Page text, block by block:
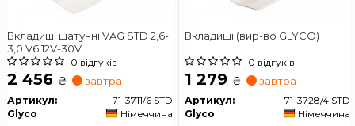
Вкладиші шатунні VAG STD 2,6-
3,0 V6 12V-30V
0 відгуків
2 456 ₴ завтра
Артикул:
71-3711/6 STD
Glyco
Німеччина
Вкладиші (вир-во GLYCO)
0 відгуків
1 279 ₴ завтра
Артикул:
71-3728/4 STD
Glyco
Німеччина